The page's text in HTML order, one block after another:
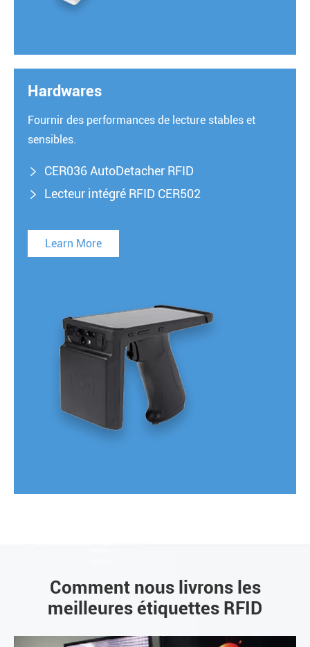
Hardwares
Fournir des performances de lecture stables et
sensibles.
 CER036 AutoDetacher RFID
 Lecteur intégré RFID CER502
Learn More
Comment nous livrons les
meilleures étiquettes RFID